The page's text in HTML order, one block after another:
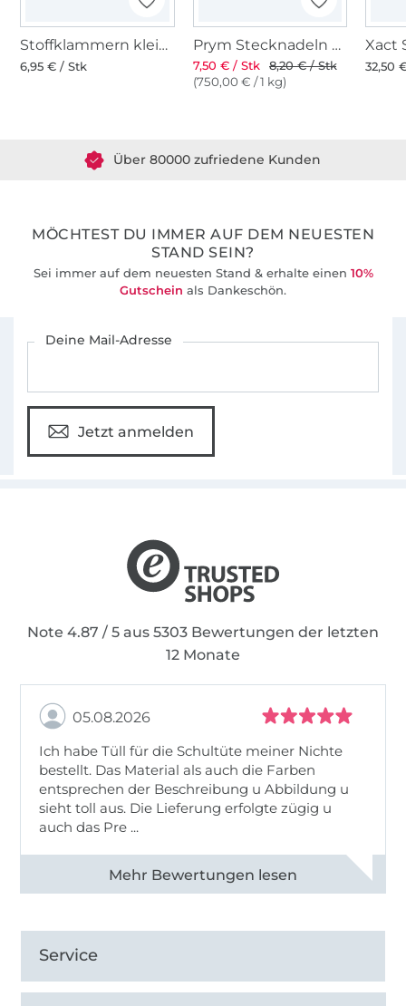
Stoffklammern klein 20 Stk., bunt
6,95 € / Stk
Prym Stecknadeln mit Griff
7,50 € / Stk
8,20 € / Stk
(750,00 € / 1 kg)
32,50
MÖCHTEST DU IMMER AUF DEM NEUESTEN
STAND SEIN?
Sei immer auf dem neuesten Stand & erhalte einen 10%
Gutschein als Dankeschön.
Deine Mail-Adresse
Jetzt anmelden
Note 4.87 / 5 aus 5303 Bewertungen der letzten
12 Monate
05.08.2026
Ich habe Tüll für die Schultüte meiner Nichte
bestellt. Das Material als auch die Farben
entsprechen der Beschreibung u Abbildung u
sieht toll aus. Die Lieferung erfolgte zügig u
auch das Pre ...
Alle 82950 Bewertungen ansehen
Service